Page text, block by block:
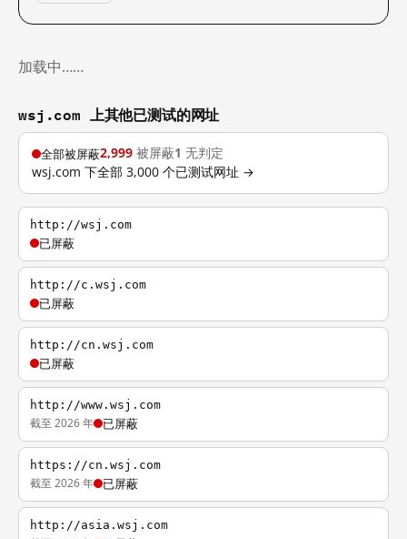
加载中……
wsj.com 上其他已测试的网址
全部被屏蔽2,999 被屏蔽1 无判定
wsj.com 下全部 3,000 个已测试网址 →
http://wsj.com
已屏蔽
http://c.wsj.com
已屏蔽
http://cn.wsj.com
已屏蔽
http://www.wsj.com
截至 2026 年 已屏蔽
https://cn.wsj.com
截至 2026 年 已屏蔽
http://asia.wsj.com